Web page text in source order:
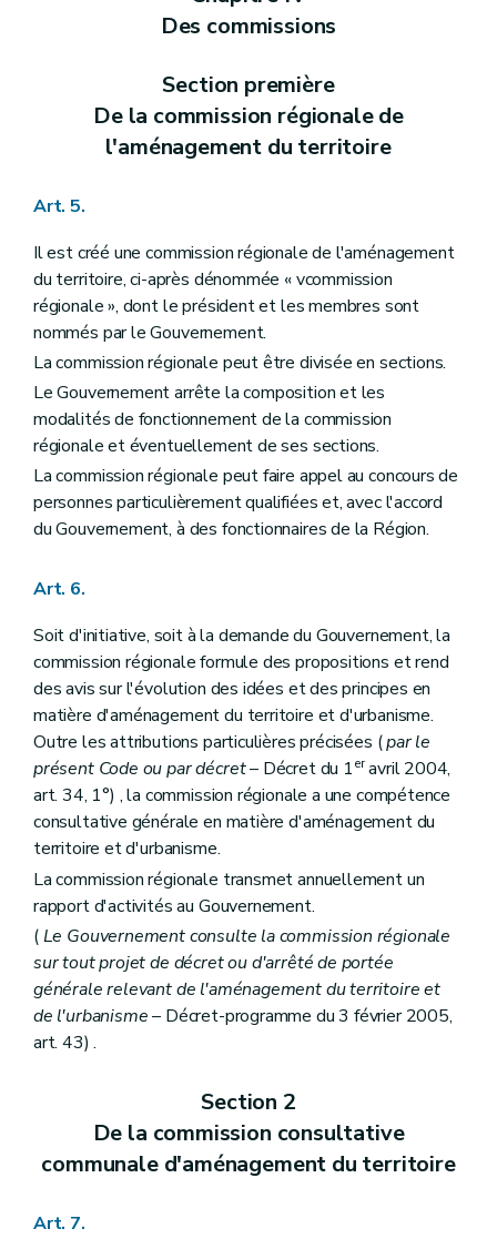
Art. 131
Art. 132
Section 12 Des dispositions diverses
Art. 133
Art. 134
Art. 135
Art. 136
Chapitre IV Des dispositions particulières aux équipements touristiques
Section première Des dispositions générales
Art. 140
Section 2 De l'établissement des villages de vacances
Sous-section 1
Art. 141
Sous-section 2
Art. 142
Sous-section 3 Du dossier de village de vacances
Art. 143
Section 3
Sous-section première Des dispositions générales
Art. 144
Sous-section 2 Des conditions d'établissement et de lotissement d'un parc résidentiel de week-end
Sous-section 3 Du dossier de parc résidentiel de week-end
Art. 149
Chapitre V Des certificats d'urbanisme et des renseignements à fournir par les pouvoirs publics et les notaires
Art. 150
Art. 150bis
Art. 151
Art. 152
Titre VI Des infractions et des sanctions
Art. 153
Art. 154
Art. 155
Art. 156
Art. 157
Art. 158
Titre VII Des dispositions fiscales
Art. 160
Titre VIII Dispositions abrogatoires et transitoires des lois du 29 mars 1962 et du 22 décembre 1970
Art. 161
Art. 163
Livre II
Dispositions relatives à l'aménagement du territoire et à l'urbanisme opérationnels
Titre premier Des dispositions générales
Chapitre premier Des sites d'activités économiques à réhabiliter
Des commissions
Section première
De la commission régionale de
l'aménagement du territoire
Art. 5.
Il est créé une commission régionale de l'aménagement
du territoire, ci-après dénommée « vcommission
régionale », dont le président et les membres sont
nommés par le Gouvernement.
La commission régionale peut être divisée en sections.
Le Gouvernement arrête la composition et les
modalités de fonctionnement de la commission
régionale et éventuellement de ses sections.
La commission régionale peut faire appel au concours de
personnes particulièrement qualifiées et, avec l'accord
du Gouvernement, à des fonctionnaires de la Région.
Art. 6.
Soit d'initiative, soit à la demande du Gouvernement, la
commission régionale formule des propositions et rend
des avis sur l'évolution des idées et des principes en
matière d'aménagement du territoire et d'urbanisme.
Outre les attributions particulières précisées (par le
présent Code ou par décret– Décret du 1eravril 2004,
art. 34, 1°) , la commission régionale a une compétence
consultative générale en matière d'aménagement du
territoire et d'urbanisme.
La commission régionale transmet annuellement un
rapport d'activités au Gouvernement.
(Le Gouvernement consulte la commission régionale
sur tout projet de décret ou d'arrêté de portée
générale relevant de l'aménagement du territoire et
de l'urbanisme– Décret-programme du 3 février 2005,
art. 43) .
Section 2
De la commission consultative
communale d'aménagement du territoire
Art. 7.